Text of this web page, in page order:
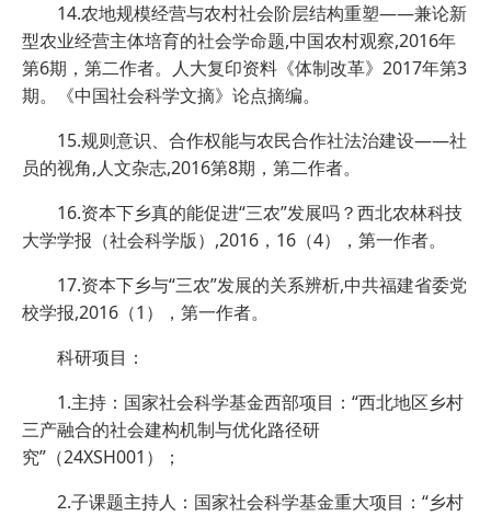
14.农地规模经营与农村社会阶层结构重塑——兼论新
型农业经营主体培育的社会学命题,中国农村观察,2016年
第6期，第二作者。人大复印资料《体制改革》2017年第3
期。《中国社会科学文摘》论点摘编。
15.规则意识、合作权能与农民合作社法治建设——社
员的视角,人文杂志,2016第8期，第二作者。
16.资本下乡真的能促进“三农”发展吗？西北农林科技
大学学报（社会科学版）,2016，16（4），第一作者。
17.资本下乡与“三农”发展的关系辨析,中共福建省委党
校学报,2016（1），第一作者。
科研项目：
1.主持：国家社会科学基金西部项目：“西北地区乡村
三产融合的社会建构机制与优化路径研
究”（24XSH001）；
2.子课题主持人：国家社会科学基金重大项目：“乡村